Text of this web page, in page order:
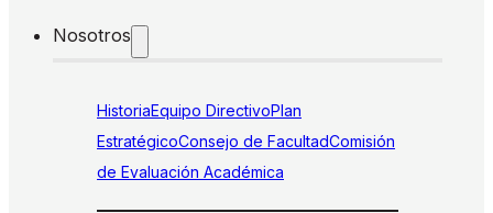
Nosotros
HistoriaEquipo DirectivoPlan
EstratégicoConsejo de FacultadComisión
de Evaluación Académica